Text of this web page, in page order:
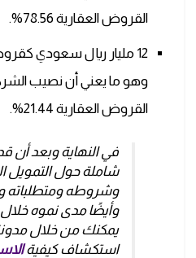
القروض العقارية 78.56%.
12 مليار ريال سعودي
وهو ما يعني أن نصيب
القروض العقارية 21.44%.
في النهاية وبعد أن
شاملة حول التمويل
وشروطه ومتطلباته
وأيضًا مدى نموه خلال
يمكنك من خلال
استكشاف كيفية